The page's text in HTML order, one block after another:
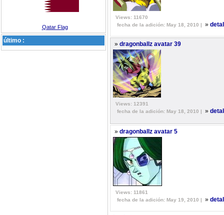
Qatar Flag
último :
Views: 11670
fecha de la adición: May 18, 2010 |
»
» dragonballz avatar 39
Views: 12391
fecha de la adición: May 18, 2010 |
»
» dragonballz avatar 5
Views: 11861
fecha de la adición: May 19, 2010 |
»